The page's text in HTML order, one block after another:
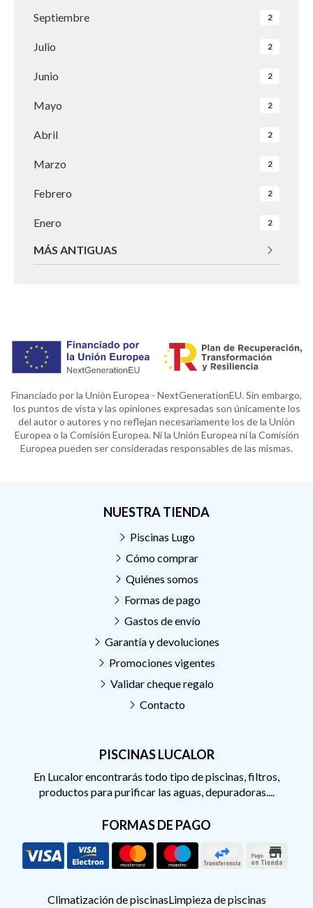
Septiembre 2
Julio 2
Junio 2
Mayo 2
Abril 2
Marzo 2
Febrero 2
Enero 2
MÁS ANTIGUAS
Financiado por la Unión Europea - NextGenerationEU. Sin embargo,
los puntos de vista y las opiniones expresadas son únicamente los
del autor o autores y no reflejan necesariamente los de la Unión
Europea o la Comisión Europea. Ni la Unión Europea ni la Comisión
Europea pueden ser consideradas responsables de las mismas.
PISCINAS LUCALOR
En Lucalor encontrarás todo tipo de piscinas, filtros,
productos para purificar las aguas, depuradoras....
FORMAS DE PAGO
NUESTRA TIENDA
Piscinas Lugo
Cómo comprar
Quiénes somos
Formas de pago
Gastos de envío
Garantía y devoluciones
Promociones vigentes
Validar cheque regalo
Contacto
Climatización de piscinasLimpieza de piscinas